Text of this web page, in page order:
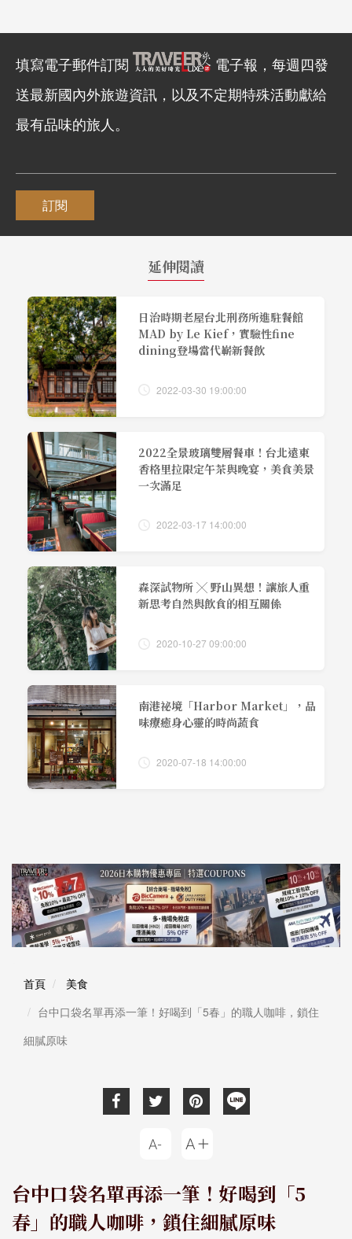
填寫電子郵件訂閱
電子報，每週四發
送最新國內外旅遊資訊，以及不定期特殊活動獻給
最有品味的旅人。
訂閱
延伸閱讀
日治時期老屋台北刑務所進駐餐館
MAD by Le Kief，實驗性fine
dining登場當代嶄新餐飲
2022-03-30 19:00:00
2022全景玻璃雙層餐車！台北遠東
香格里拉限定午茶與晚宴，美食美景
一次滿足
2022-03-17 14:00:00
森深試物所 ╳ 野山異想！讓旅人重
新思考自然與飲食的相互關係
2020-10-27 09:00:00
南港祕境「Harbor Market」，品
味療癒身心靈的時尚蔬食
2020-07-18 14:00:00
首頁
美食
台中口袋名單再添一筆！好喝到「5春」的職人咖啡，鎖住
細膩原味
台中口袋名單再添一筆！好喝到「5
春」的職人咖啡，鎖住細膩原味